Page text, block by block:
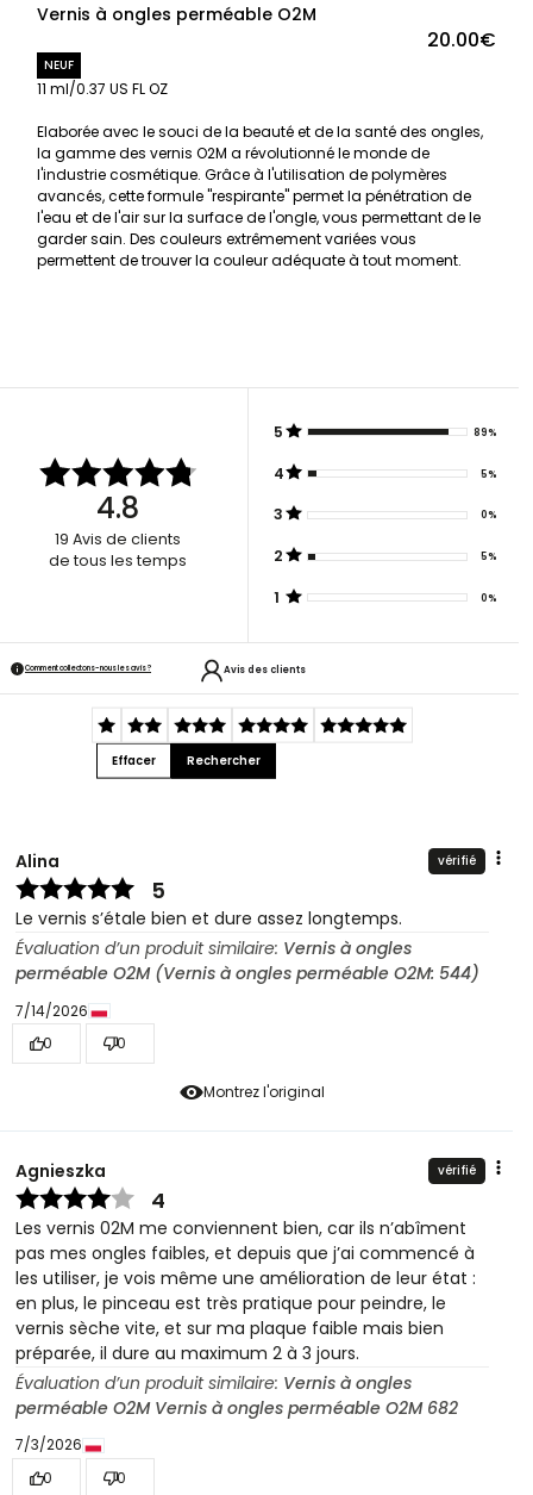
Vernis à ongles perméable O2M
20.00€
NEUF
11 ml/0.37 US FL OZ
Elaborée avec le souci de la beauté et de la santé des ongles,
la gamme des vernis O2M a révolutionné le monde de
l'industrie cosmétique. Grâce à l'utilisation de polymères
avancés, cette formule "respirante" permet la pénétration de
l'eau et de l'air sur la surface de l'ongle, vous permettant de le
garder sain. Des couleurs extrêmement variées vous
permettent de trouver la couleur adéquate à tout moment.
4.8
19 Avis de clients
de tous les temps
5 89%
4 5%
3 0%
2 5%
1 0%
Comment collectons-nous les avis ? Avis des clients
Effacer Rechercher
Montrez l'original
Alina vérifié
5
Le vernis s’étale bien et dure assez longtemps.
Évaluation d’un produit similaire: Vernis à ongles
perméable O2M (Vernis à ongles perméable O2M: 544)
7/14/2026
0
0
Agnieszka vérifié
4
Les vernis 02M me conviennent bien, car ils n’abîment
pas mes ongles faibles, et depuis que j’ai commencé à
les utiliser, je vois même une amélioration de leur état :
en plus, le pinceau est très pratique pour peindre, le
vernis sèche vite, et sur ma plaque faible mais bien
préparée, il dure au maximum 2 à 3 jours.
Évaluation d’un produit similaire: Vernis à ongles
perméable O2M Vernis à ongles perméable O2M 682
7/3/2026
0
0